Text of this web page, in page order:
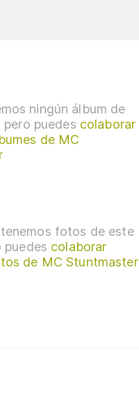
ningún álbum de
puedes colaborar
de MC
fotos de este
puedes colaborar
de MC Stuntmaster